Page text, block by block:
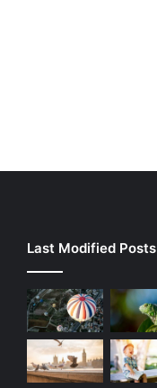
Last Modified Posts